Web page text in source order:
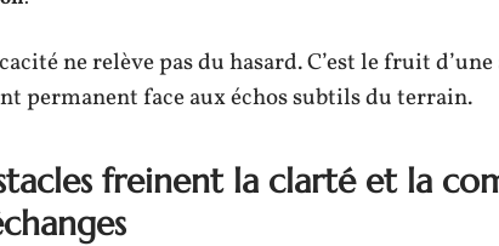
ne relève pas du hasard. C’est le fruit
permanent face aux échos subtils du terrain.
freinent la clarté et la